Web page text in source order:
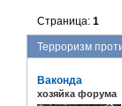
Терроризм
Страница:1
Ваконда
хозяйка форума